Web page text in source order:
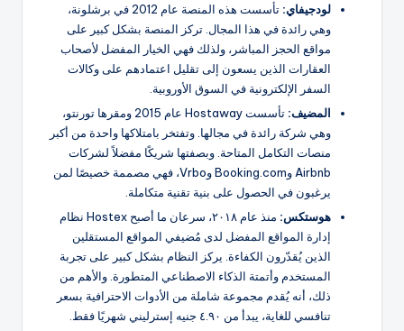
لودجيفاي:
تأسست هذه المنصة عام 2012 في برشلونة،
وهي رائدة في هذا المجال. تركز المنصة بشكل كبير على
مواقع الحجز المباشر، ولذلك فهي الخيار المفضل لأصحاب
العقارات الذين يسعون إلى تقليل اعتمادهم على وكالات
السفر الإلكترونية في السوق الأوروبية.
المضيف:
تأسست Hostaway عام 2015 ومقرها تورنتو،
وهي شركة رائدة في مجالها. وتفتخر بامتلاكها واحدة من أكبر
منصات التكامل المتاحة. وبصفتها شريكًا مفضلاً لشركات
Airbnb وBooking.com وVrbo، فهي مصممة خصيصًا لمن
يرغبون في الحصول على بنية تقنية متكاملة.
هوستكس:
منذ عام ٢٠١٨، سرعان ما أصبح Hostex نظام
إدارة المواقع المفضل لدى مُضيفي المواقع المستقلين
الذين يُقدّرون الكفاءة. يركز النظام بشكل كبير على تجربة
المستخدم وأتمتة الذكاء الاصطناعي المتطورة. والأهم من
ذلك، أنه يُقدم مجموعة شاملة من الأدوات الاحترافية بسعر
تنافسي للغاية، يبدأ من ٤.٩٠ جنيه إسترليني شهريًا فقط.